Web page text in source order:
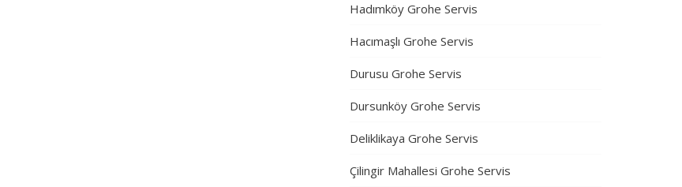
Hadımköy Grohe Servis
Hacımaşlı Grohe Servis
Durusu Grohe Servis
Dursunköy Grohe Servis
Deliklikaya Grohe Servis
Çilingir Mahallesi Grohe Servis